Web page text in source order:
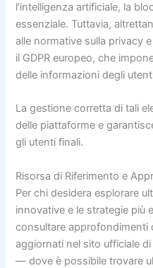
l’intelligenza artificiale, la
essenziale. Tuttavia,
alle normative sulla privacy
il GDPR europeo, che
delle informazioni degli
La gestione corretta di tali
delle piattaforme e
gli utenti finali.
Risorsa di Riferimento e
Per chi desidera esplorare
innovative e le strategie più
consultare approfondimenti
aggiornati nel sito ufficiale di
— dove è possibile trovare